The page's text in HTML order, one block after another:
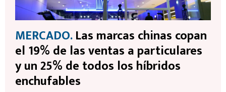
MERCADO.Las marcas chinas copan
el 19% de las ventas a particulares
y un 25% de todos los híbridos
enchufables